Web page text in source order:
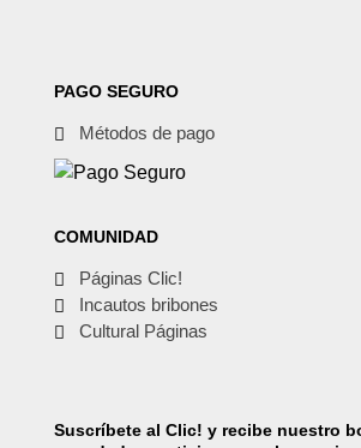
PAGO SEGURO
Métodos de pago
COMUNIDAD
Páginas Clic!
Incautos bribones
Cultural Páginas
Suscríbete al Clic! y recibe nuestro